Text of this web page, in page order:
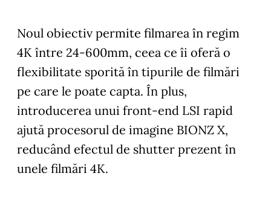
Noul obiectiv permite filmarea în regim
4K între 24-600mm, ceea ce îi oferă o
flexibilitate sporită în tipurile de filmări
pe care le poate capta. În plus,
introducerea unui front-end LSI rapid
ajută procesorul de imagine BIONZ X,
reducând efectul de shutter prezent în
unele filmări 4K.